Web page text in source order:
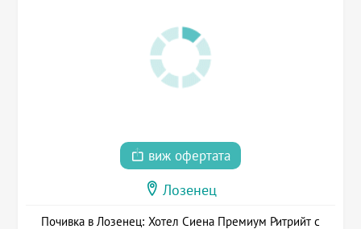
виж офертата
Лозенец
Почивка в Лозенец: Хотел Сиена Премиум Ритрийт с